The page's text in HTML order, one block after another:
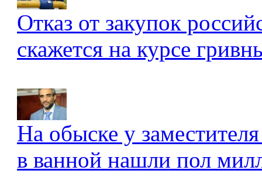
Отказ от закупок
скажется на курсе
На обыске у
в ванной нашли пол